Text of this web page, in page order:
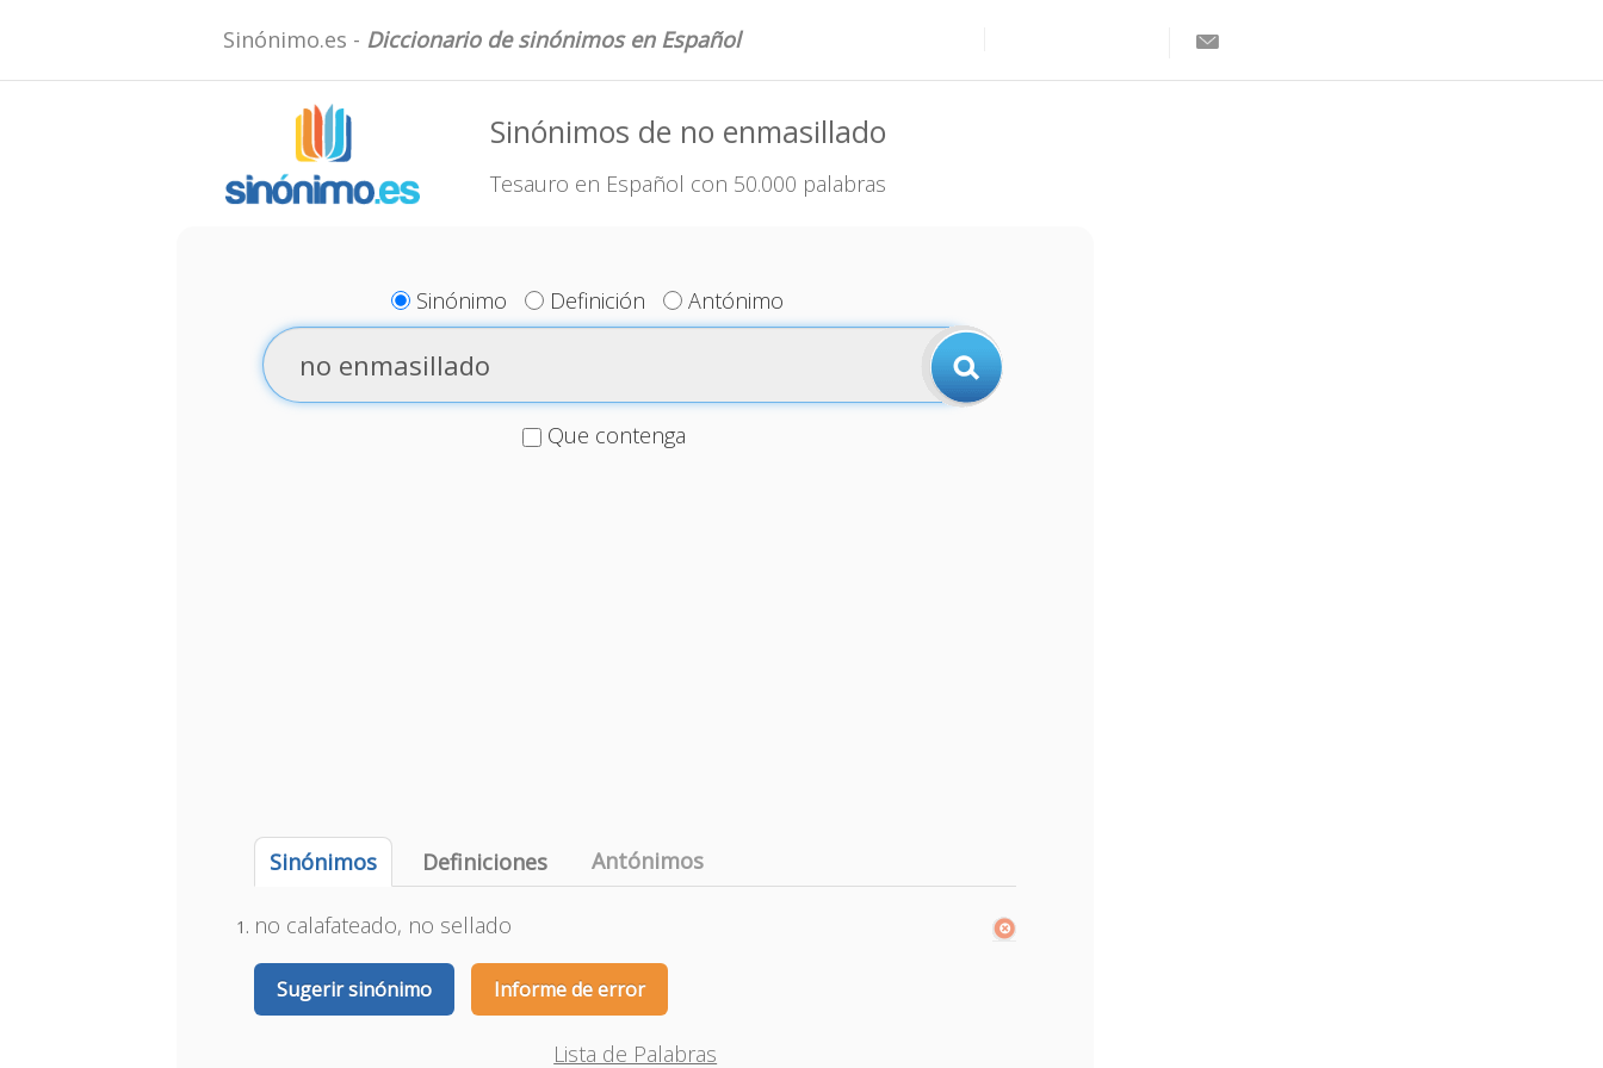
Sinónimo.es - Diccionario de sinónimos en Español
Sinónimos de no enmasillado
Tesauro en Español con 50.000 palabras
Sinónimo Definición Antónimo
Que contenga
Sinónimos Definiciones Antónimos
no calafateado, no sellado
Sugerir sinónimo Informe de error
Lista de Palabras